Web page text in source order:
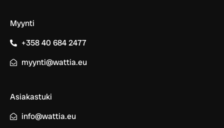
Myynti
+358 40 684 2477
myynti@wattia.eu
Asiakastuki
info@wattia.eu